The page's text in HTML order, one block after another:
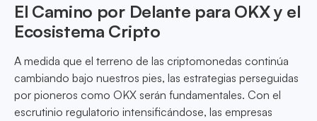
El Camino por Delante para OKX y el
Ecosistema Cripto
A medida que el terreno de las criptomonedas continúa
cambiando bajo nuestros pies, las estrategias perseguidas
por pioneros como OKX serán fundamentales. Con el
escrutinio regulatorio intensificándose, las empresas